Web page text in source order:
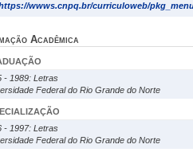
wwws.cnpq.br/curriculoweb/
Acadêmica
- 1989: Letras
Federal do Rio Grande do Norte
- 1997: Letras
Federal do Rio Grande do Norte